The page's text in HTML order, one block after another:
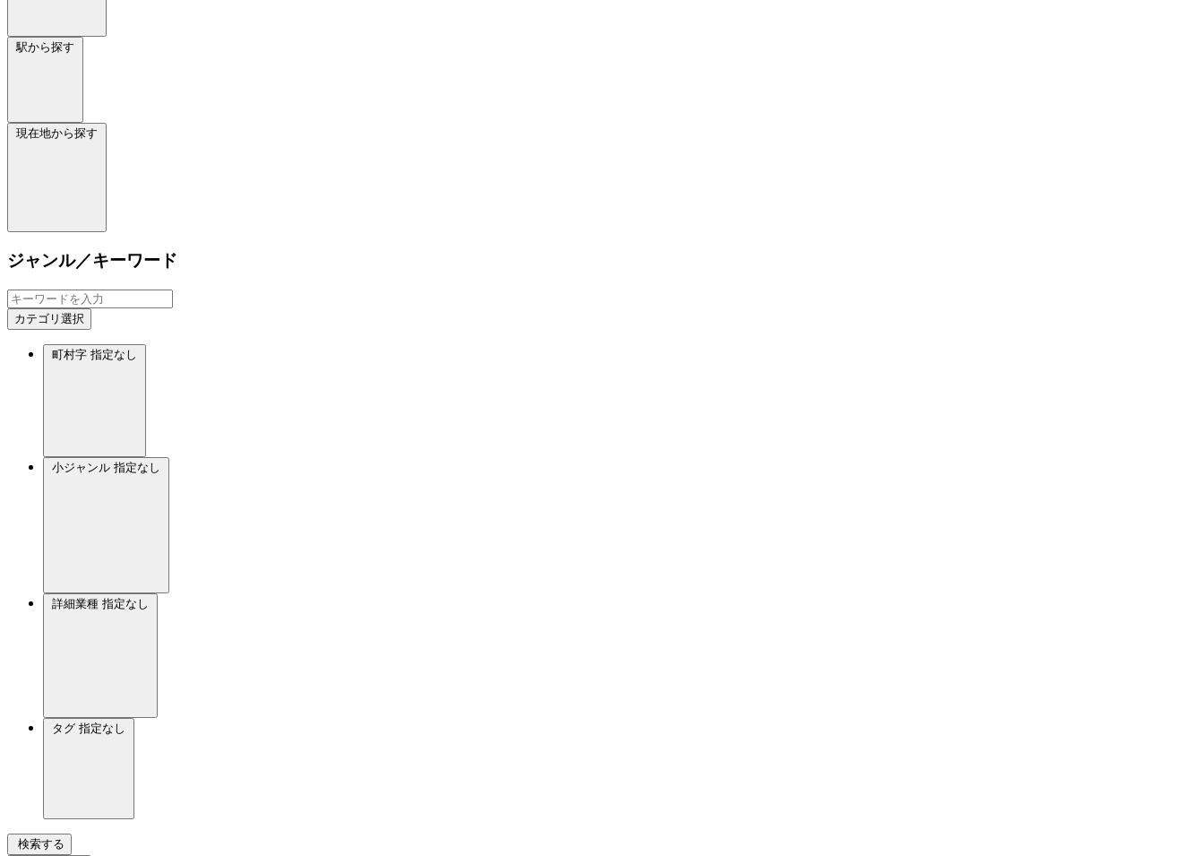
駅から探す
現在地から探す
ジャンル／キーワード
カテゴリ選択
町村字 指定なし
小ジャンル 指定なし
詳細業種 指定なし
タグ 指定なし
検索する